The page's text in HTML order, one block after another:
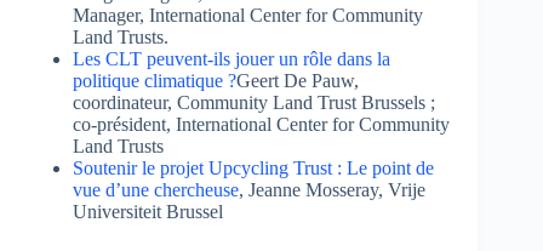
Manager, International Center for Community
Land Trusts.
Les CLT peuvent-ils jouer un rôle dans la
politique climatique ?Geert De Pauw,
coordinateur, Community Land Trust Brussels ;
co-président, International Center for Community
Land Trusts
Soutenir le projet Upcycling Trust : Le point de
vue d’une chercheuse, Jeanne Mosseray, Vrije
Universiteit Brussel